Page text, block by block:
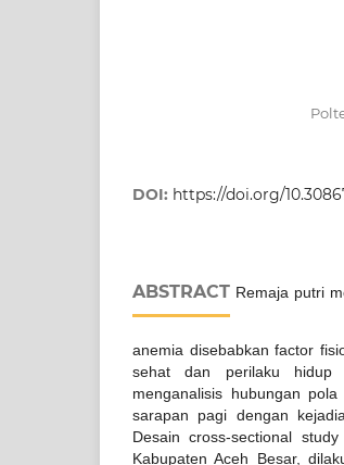
DOI: https://doi.org/
ABSTRACT Remaja putri
anemia disebabkan factor
sehat dan perilaku hidup
menganalisis hubungan
sarapan pagi dengan
Desain cross-sectional
Kabupaten Aceh Besar,